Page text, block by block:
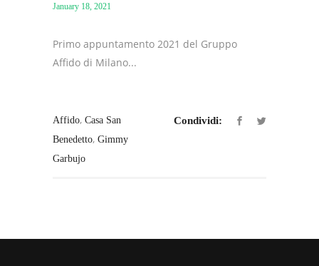
January 18, 2021
Primo appuntamento 2021 del Gruppo
Affido di Milano...
Affido, Casa San
Benedetto, Gimmy
Garbujo
Condividi: